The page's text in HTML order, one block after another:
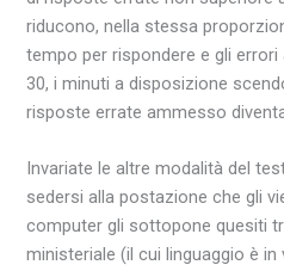
riducono, nella stessa
tempo per rispondere e gli
30, i minuti a disposizione
risposte errate ammesso
Invariate le altre modalità del
sedersi alla postazione che gli
computer gli sottopone quesiti
ministeriale (il cui linguaggio è